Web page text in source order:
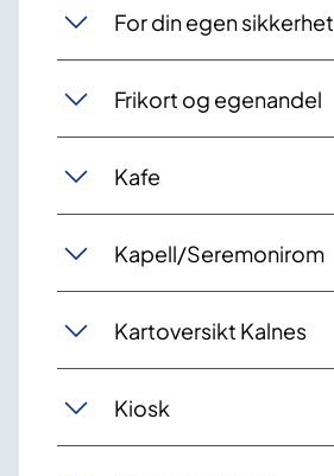
For din egen sikkerhet
Frikort og egenandel
Kafe
Kapell/Seremonirom
Kartoversikt Kalnes
Kiosk